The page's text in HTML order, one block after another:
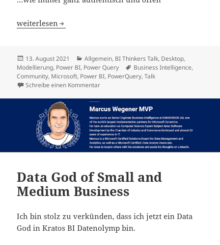
BI Thinkers Talk: Datenaufbereitung Teil 2
weiterlesen
Veröffentlicht
am
13. August 2021 Kategorien
Allgemein, BI Thinkers Talk, Desktop,
Modellierung, Power BI, Power Query Schlagwörter
Business Intelligence,
Community, Microsoft, Power BI, PowerQuery,Talk
Schreibe einen Kommentarzu BI Thinkers Talk: Datenaufbereitung Teil
Data God of Small and
Medium Business
Ich bin stolz zu verkünden, dass ich jetzt ein Data
God in Kratos BI Datenolymp bin.